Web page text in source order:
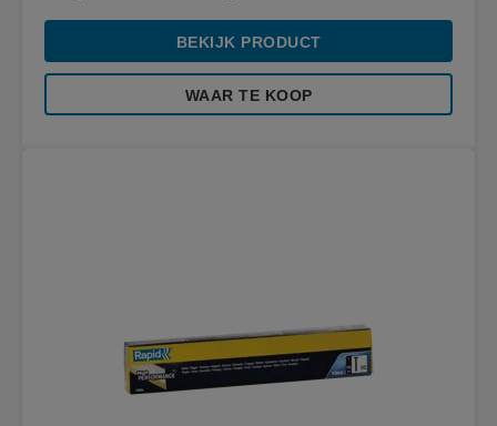
BEKIJK PRODUCT
WAAR TE KOOP